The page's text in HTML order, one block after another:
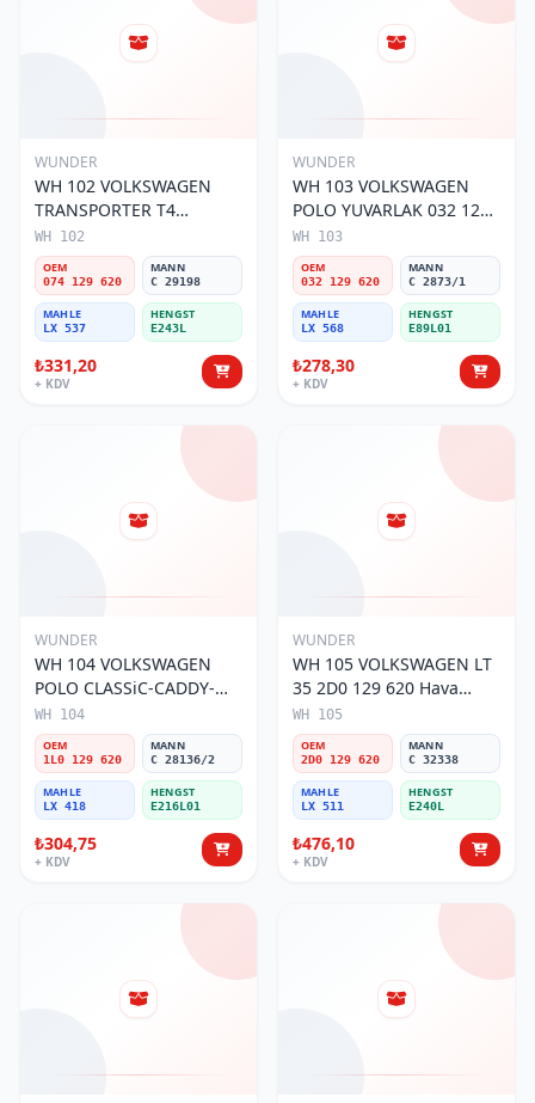
WUNDER
WH 102 VOLKSWAGEN
TRANSPORTER T4
(SÜNGERSiZ) 074 129 620
Hava Filtresi
WH 102
OEM
074 129 620
MANN
C 29198
MAHLE
LX 537
HENGST
E243L
₺331,20
+ KDV
WUNDER
WH 103 VOLKSWAGEN
POLO YUVARLAK 032 129
620 Hava Filtresi
WH 103
OEM
032 129 620
MANN
C 2873/1
MAHLE
LX 568
HENGST
E89L01
₺278,30
+ KDV
WUNDER
WH 104 VOLKSWAGEN
POLO CLASSiC-CADDY-
SEAT iBiZA 1L0 129 620
Hava Filtresi
WH 104
OEM
1L0 129 620
MANN
C 28136/2
MAHLE
LX 418
HENGST
E216L01
₺304,75
+ KDV
WUNDER
WH 105 VOLKSWAGEN LT
35 2D0 129 620 Hava
Filtresi
WH 105
OEM
2D0 129 620
MANN
C 32338
MAHLE
LX 511
HENGST
E240L
₺476,10
+ KDV